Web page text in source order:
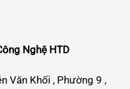
Nghệ HTD
Văn Khối , Phường 9 ,